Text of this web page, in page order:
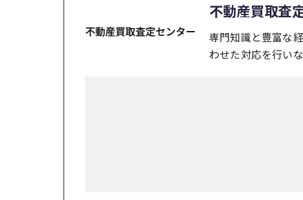
不動産買取査
専門知識と豊富な
わせた対応を行い